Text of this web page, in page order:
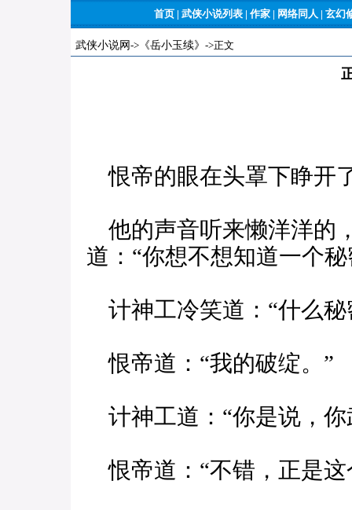
首页 | 武侠小说列表 | 作家 | 网络同人 | 玄幻
武侠小说网 -> 《岳小玉续》 ->正文
恨帝的眼在头罩下睁开
他的声音听来懒洋洋的
道：“你想不想知道一个秘
计神工冷笑道：“什么秘
恨帝道：“我的破绽。”
计神工道：“你是说，你
恨帝道：“不错，正是这